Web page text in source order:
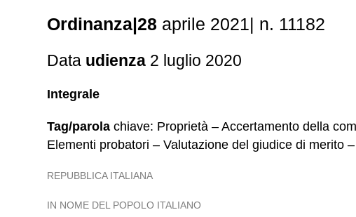
Ordinanza|28 aprile 2021| n. 11182
Data udienza 2 luglio 2020
Integrale
Tag/parola chiave: Proprietà – Accertamento della
Elementi probatori – Valutazione del giudice di merito
REPUBBLICA ITALIANA
IN NOME DEL POPOLO ITALIANO